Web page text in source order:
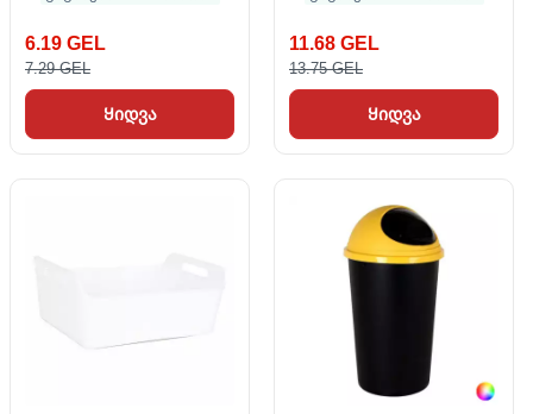
6.19 GEL
7.29 GEL
Ყიდვა
11.68 GEL
13.75 GEL
Ყიდვა